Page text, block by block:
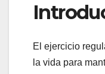
El ejercicio
la vida para